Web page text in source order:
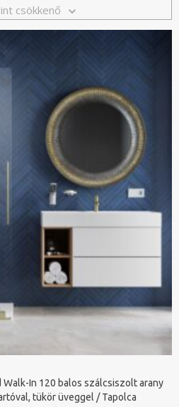
csökkenő
Walk-In 120 balos szálcsiszolt arany
tükör üveggel / Tapolca